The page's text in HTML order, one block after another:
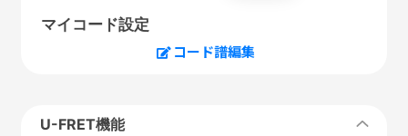
マイコード設定
コード譜編集
U-FRET機能